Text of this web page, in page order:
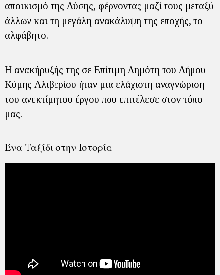
αποικισμό της Δύσης, φέρνοντας μαζί τους μεταξύ
άλλων και τη μεγάλη ανακάλυψη της εποχής, το
αλφάβητο.
Η ανακήρυξής της σε Επίτιμη Δημότη του Δήμου
Κύμης Αλιβερίου ήταν μια ελάχιστη αναγνώριση
του ανεκτίμητου έργου που επιτέλεσε στον τόπο
μας.
Ένα Ταξίδι στην Ιστορία